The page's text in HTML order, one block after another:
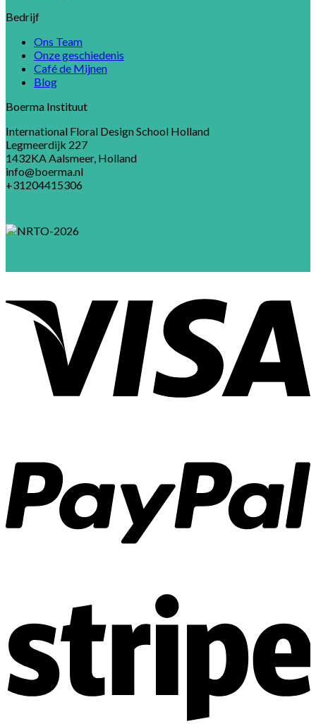
Bedrijf
Ons Team
Onze geschiedenis
Café de Mijnen
Blog
Boerma Instituut
International Floral Design School Holland
Legmeerdijk 227
1432KA Aalsmeer, Holland
info@boerma.nl
+31204415306